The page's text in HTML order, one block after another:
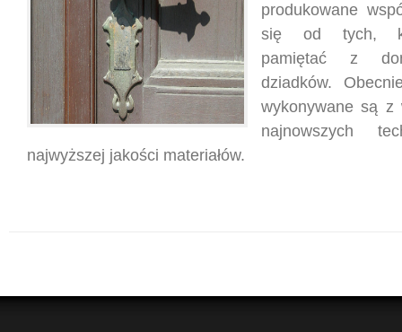
produkowane
się od tych,
pamiętać z
dziadków.
wykonywane są z
najnowszych
najwyższej jakości materiałów.